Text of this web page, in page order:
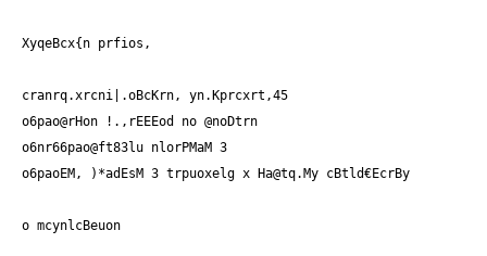
XyqeBcx{n prfios,
cranrq.xrcni|.oBcKrn, yn.Kprcxrt,45
o6pao@rHon !.,rEEEod no @noDtrn
o6nr66pao@ft83lu nlorPMaM 3
o6paoEM, )*adEsM 3 trpuoxelg x Ha@tq.My cBtld€EcrBy
o mcynlcBeuon